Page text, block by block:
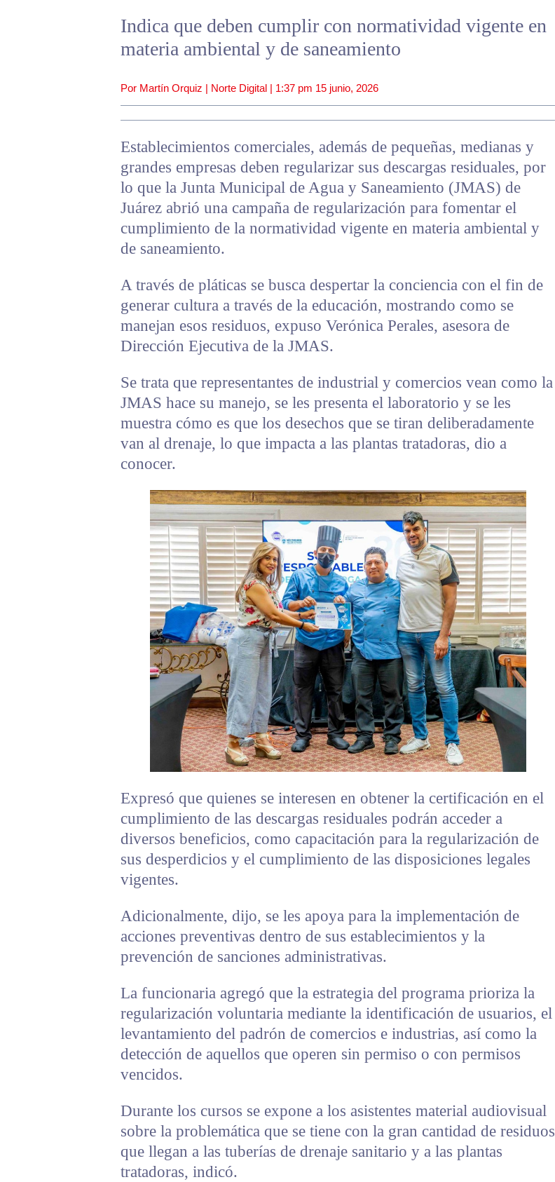
Indica que deben cumplir con normatividad vigente en
materia ambiental y de saneamiento
Por Martín Orquiz | Norte Digital | 1:37 pm 15 junio, 2026
Establecimientos comerciales, además de pequeñas, medianas y
grandes empresas deben regularizar sus descargas residuales, por
lo que la Junta Municipal de Agua y Saneamiento (JMAS) de
Juárez abrió una campaña de regularización para fomentar el
cumplimiento de la normatividad vigente en materia ambiental y
de saneamiento.
A través de pláticas se busca despertar la conciencia con el fin de
generar cultura a través de la educación, mostrando como se
manejan esos residuos, expuso Verónica Perales, asesora de
Dirección Ejecutiva de la JMAS.
Se trata que representantes de industrial y comercios vean como la
JMAS hace su manejo, se les presenta el laboratorio y se les
muestra cómo es que los desechos que se tiran deliberadamente
van al drenaje, lo que impacta a las plantas tratadoras, dio a
conocer.
Expresó que quienes se interesen en obtener la certificación en el
cumplimiento de las descargas residuales podrán acceder a
diversos beneficios, como capacitación para la regularización de
sus desperdicios y el cumplimiento de las disposiciones legales
vigentes.
Adicionalmente, dijo, se les apoya para la implementación de
acciones preventivas dentro de sus establecimientos y la
prevención de sanciones administrativas.
La funcionaria agregó que la estrategia del programa prioriza la
regularización voluntaria mediante la identificación de usuarios, el
levantamiento del padrón de comercios e industrias, así como la
detección de aquellos que operen sin permiso o con permisos
vencidos.
Durante los cursos se expone a los asistentes material audiovisual
sobre la problemática que se tiene con la gran cantidad de residuos
que llegan a las tuberías de drenaje sanitario y a las plantas
tratadoras, indicó.